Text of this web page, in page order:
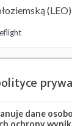
SLC-40
dane